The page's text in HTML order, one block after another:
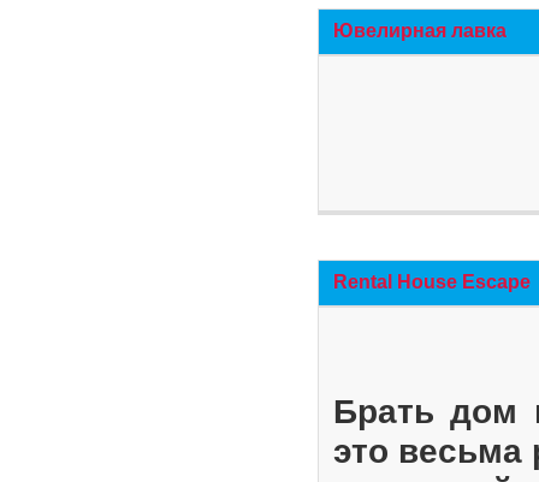
Ювелирная лавка
Rental House Escape
Брать дом
это весьма